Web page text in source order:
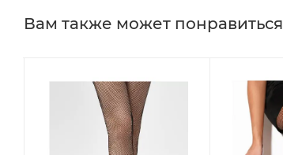
Вам также может понравиться